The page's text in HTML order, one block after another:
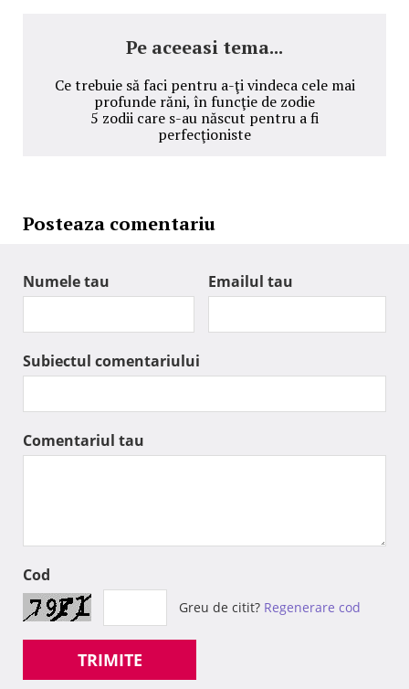
Pe aceeasi tema...
Ce trebuie să faci pentru a-ţi vindeca cele mai
profunde răni, în funcţie de zodie
5 zodii care s-au născut pentru a fi
perfecţioniste
Posteaza comentariu
Numele tau Emailul tau
Subiectul comentariului
Comentariul tau
Cod
Greu de citit? Regenerare cod
TRIMITE